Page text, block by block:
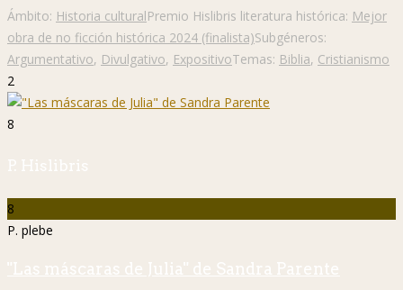
Ámbito: Historia culturalPremio Hislibris literatura histórica: Mejor
obra de no ficción histórica 2024 (finalista)Subgéneros:
Argumentativo, Divulgativo, ExpositivoTemas: Biblia, Cristianismo
2
8
P. Hislibris
8
P. plebe
"Las máscaras de Julia" de Sandra Parente